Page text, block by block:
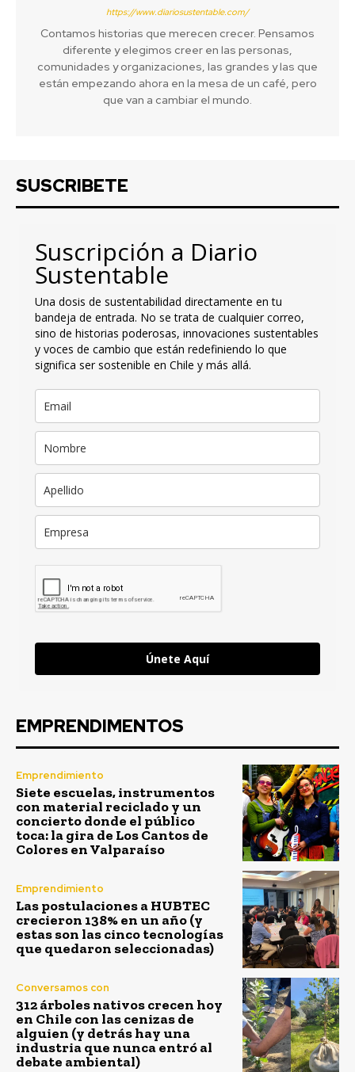
https://www.diariosustentable.com/
Contamos historias que merecen crecer. Pensamos
diferente y elegimos creer en las personas,
comunidades y organizaciones, las grandes y las que
están empezando ahora en la mesa de un café, pero
que van a cambiar el mundo.
SUSCRIBETE
Suscripción a Diario
Sustentable
Una dosis de sustentabilidad directamente en tu
bandeja de entrada. No se trata de cualquier correo,
sino de historias poderosas, innovaciones sustentables
y voces de cambio que están redefiniendo lo que
significa ser sostenible en Chile y más allá.
Únete Aquí
EMPRENDIMENTOS
Emprendimiento
Siete escuelas, instrumentos
con material reciclado y un
concierto donde el público
toca: la gira de Los Cantos de
Colores en Valparaíso
Emprendimiento
Las postulaciones a HUBTEC
crecieron 138% en un año (y
estas son las cinco tecnologías
que quedaron seleccionadas)
Conversamos con
312 árboles nativos crecen hoy
en Chile con las cenizas de
alguien (y detrás hay una
industria que nunca entró al
debate ambiental)